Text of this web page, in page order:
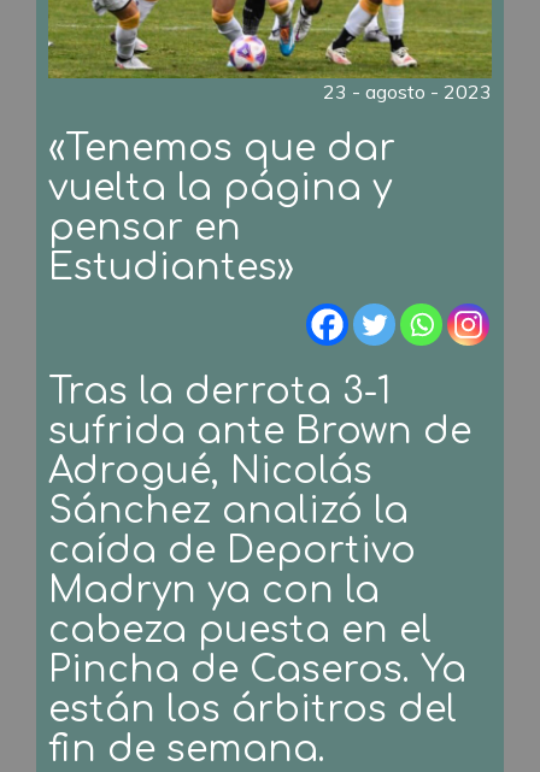
23 - agosto - 2023
«Tenemos que dar
vuelta la página y
pensar en
Estudiantes»
Tras la derrota 3-1
sufrida ante Brown de
Adrogué, Nicolás
Sánchez analizó la
caída de Deportivo
Madryn ya con la
cabeza puesta en el
Pincha de Caseros. Ya
están los árbitros del
fin de semana.